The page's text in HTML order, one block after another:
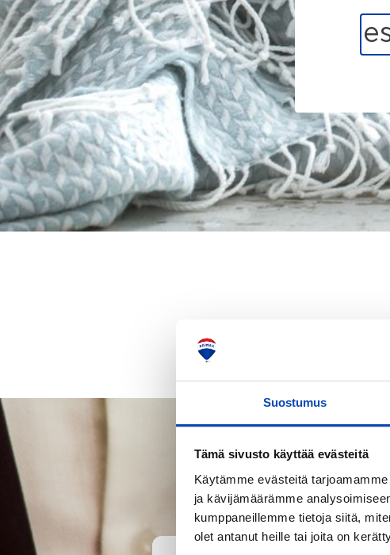
Suostumus
Tämä sivusto käyttää evästeitä
Käytämme evästeitä
ja kävijämäärämme
kumppaneillemme tietoja siitä,
olet antanut heille tai joita on